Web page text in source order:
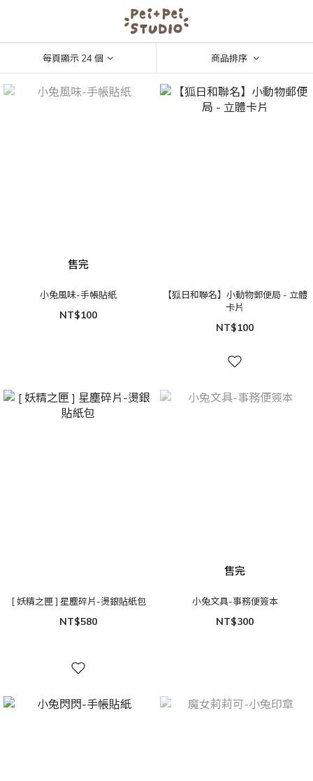
每頁顯示 24 個 商品排序
售完
小兔風味-手帳貼紙
NT$100
【狐日和聯名】小動物郵便局 - 立體
卡片
NT$100
[ 妖精之匣 ] 星塵碎片-燙銀貼紙包
NT$580
售完
小兔文具-事務便簽本
NT$300